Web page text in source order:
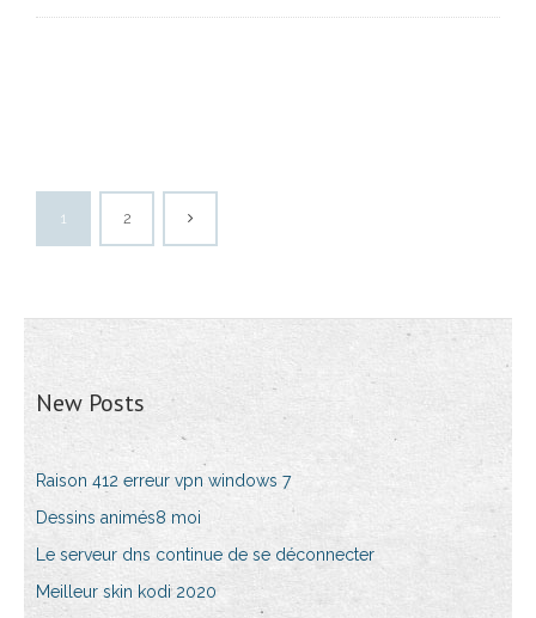
1 2
New Posts
Raison 412 erreur vpn windows 7
Dessins animés8 moi
Le serveur dns continue de se déconnecter
Meilleur skin kodi 2020